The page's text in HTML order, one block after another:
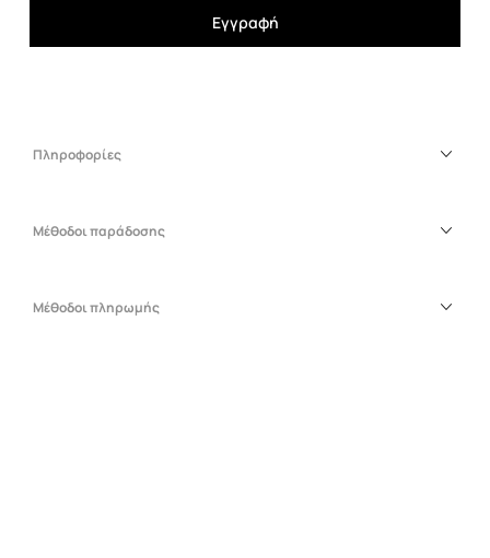
Εγγραφή
Πληροφορίες
Μέθοδοι παράδοσης
Μέθοδοι πληρωμής